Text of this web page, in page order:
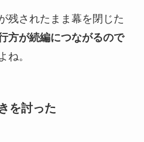
残されたまま幕を閉じた
方が続編につながるので
ね。
を討った